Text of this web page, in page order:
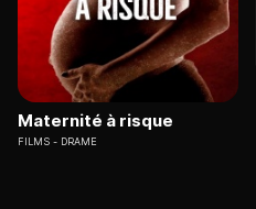
Maternité à risque
FILMS DRAME